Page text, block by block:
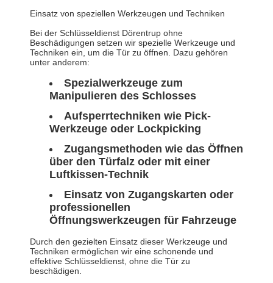
Einsatz von speziellen Werkzeugen und Techniken
Bei der Schlüsseldienst Dörentrup ohne
Beschädigungen setzen wir spezielle Werkzeuge und
Techniken ein, um die Tür zu öffnen. Dazu gehören
unter anderem:
Spezialwerkzeuge zum
Manipulieren des Schlosses
Aufsperrtechniken wie Pick-
Werkzeuge oder Lockpicking
Zugangsmethoden wie das Öffnen
über den Türfalz oder mit einer
Luftkissen-Technik
Einsatz von Zugangskarten oder
professionellen
Öffnungswerkzeugen für Fahrzeuge
Durch den gezielten Einsatz dieser Werkzeuge und
Techniken ermöglichen wir eine schonende und
effektive Schlüsseldienst, ohne die Tür zu
beschädigen.